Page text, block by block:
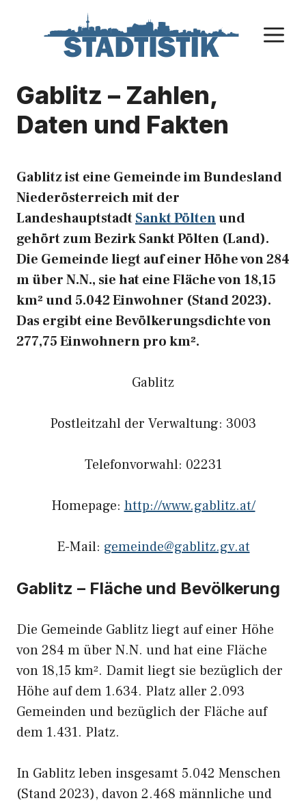
Gablitz – Zahlen,
Daten und Fakten
Gablitz ist eine Gemeinde im Bundesland
Niederösterreich mit der
LandeshauptstadtSankt Pöltenund
gehört zum Bezirk Sankt Pölten (Land).
Die Gemeinde liegt auf einer Höhe von 284
m über N.N., sie hat eine Fläche von 18,15
km² und 5.042 Einwohner (Stand 2023).
Das ergibt eine Bevölkerungsdichte von
277,75 Einwohnern pro km².
Gablitz
Postleitzahl der Verwaltung: 3003
Telefonvorwahl: 02231
Homepage: http://www.gablitz.at/
E-Mail: gemeinde@gablitz.gv.at
Gablitz – Fläche und Bevölkerung
Die Gemeinde Gablitz liegt auf einer Höhe
von 284 m über N.N. und hat eine Fläche
von 18,15 km². Damit liegt sie bezüglich der
Höhe auf dem 1.634. Platz aller 2.093
Gemeinden und bezüglich der Fläche auf
dem 1.431. Platz.
In Gablitz leben insgesamt 5.042 Menschen
(Stand 2023), davon 2.468 männliche und